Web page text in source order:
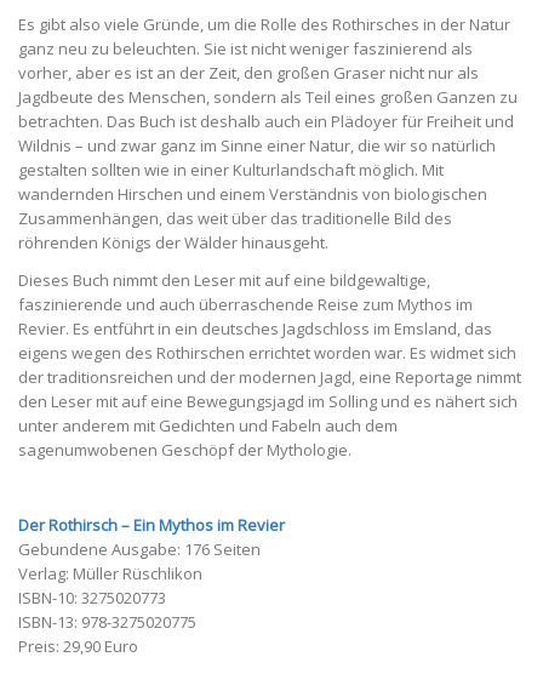
Es gibt also viele Gründe, um die Rolle des Rothirsches in der Natur
ganz neu zu beleuchten. Sie ist nicht weniger faszinierend als
vorher, aber es ist an der Zeit, den großen Graser nicht nur als
Jagdbeute des Menschen, sondern als Teil eines großen Ganzen zu
betrachten. Das Buch ist deshalb auch ein Plädoyer für Freiheit und
Wildnis – und zwar ganz im Sinne einer Natur, die wir so natürlich
gestalten sollten wie in einer Kulturlandschaft möglich. Mit
wandernden Hirschen und einem Verständnis von biologischen
Zusammenhängen, das weit über das traditionelle Bild des
röhrenden Königs der Wälder hinausgeht.
Dieses Buch nimmt den Leser mit auf eine bildgewaltige,
faszinierende und auch überraschende Reise zum Mythos im
Revier. Es entführt in ein deutsches Jagdschloss im Emsland, das
eigens wegen des Rothirschen errichtet worden war. Es widmet sich
der traditionsreichen und der modernen Jagd, eine Reportage nimmt
den Leser mit auf eine Bewegungsjagd im Solling und es nähert sich
unter anderem mit Gedichten und Fabeln auch dem
sagenumwobenen Geschöpf der Mythologie.
Der Rothirsch – Ein Mythos im Revier
Gebundene Ausgabe: 176 Seiten
Verlag: Müller Rüschlikon
ISBN-10: 3275020773
ISBN-13: 978-3275020775
Preis: 29,90 Euro